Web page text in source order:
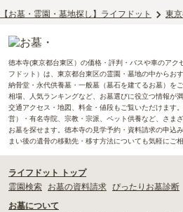
【お墓・霊園・墓地探し】ライフドット 東
徳本寺(東京都台東区）の価格・評判・バスや車のアク
フドット）は、東京都台東区の霊園・墓地の中からお
納骨堂・永代供養墓・一般墓（墓石を建てるお墓）を
相場、人気ランキングなど、お墓選びに役立つ情報が
交通アクセス・地図、料金・値段もご覧いただけます
営）・有名寺院、宗教・宗派、ペット供養など、さま
お墓を探せます。徳本寺の見学予約・資料請求の申込
まい後の遺骨の移動先・移す方法についても気軽にご相
ライフドット トップ
霊園検索
お墓の資料請求 ぴったりお墓診断
お墓について